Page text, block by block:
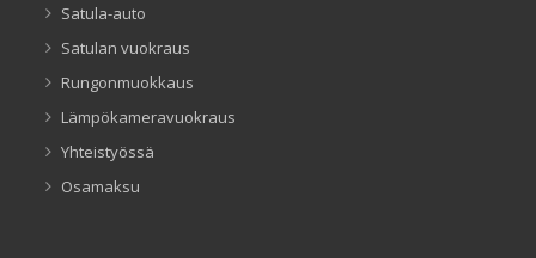
Satula-auto
Satulan vuokraus
Rungonmuokkaus
Lämpökameravuokraus
Yhteistyössä
Osamaksu